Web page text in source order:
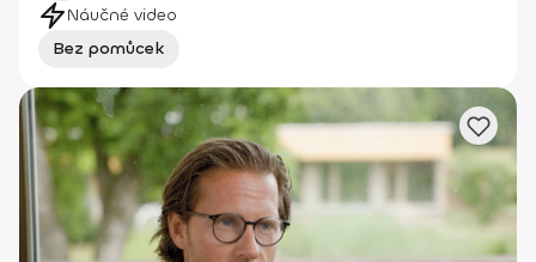
Náučné video
Bez pomůcek